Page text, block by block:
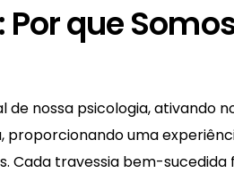
que
nossa psicologia, ativando
uma
travessia bem-